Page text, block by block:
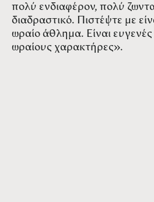
πολύ ενδιαφέρον, πολύ
διαδραστικό. Πιστέψτε με
ωραίο άθλημα. Είναι
ωραίους χαρακτήρες».